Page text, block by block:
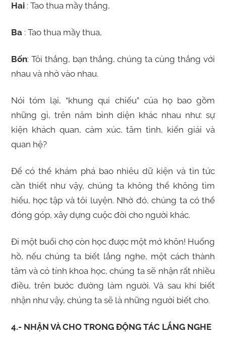
Hai : Tao thua mầy thắng,
Ba : Tao thua mầy thua,
Bốn: Tôi thắng, bạn thắng, chúng ta cùng thắng với
nhau và nhờ vào nhau.
Nói tóm lại, “khung qui chiếu” của họ bao gồm
những gì, trên năm bình diện khác nhau như: sự
kiện khách quan, cảm xúc, tâm tình, kiến giải và
quan hệ?
Để có thể khám phá bao nhiêu dữ kiện và tin tức
cần thiết như vậy, chúng ta không thể không tìm
hiểu, học tập và tôi luyện. Nhờ đó, chúng ta có thể
đóng góp, xây dựng cuộc đời cho người khác.
Đi một buổi chợ còn học được một mớ khôn! Huống
hồ, nếu chúng ta biết lắng nghe, một cách thành
tâm và có tính khoa học, chúng ta sẽ nhận rất nhiều
điều, trên bước đường làm người. Và sau khi biết
nhận như vậy, chúng ta sẽ là những người biết cho.
4.- NHẬN VÀ CHO TRONG ĐỘNG TÁC LẮNG NGHE